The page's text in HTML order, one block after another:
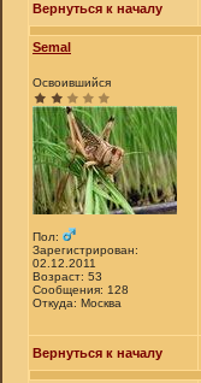
Вернуться к началу
Semal
Освоившийся
Пол:
Зарегистрирован:
02.12.2011
Возраст: 53
Сообщения: 128
Откуда: Москва
Вернуться к началу